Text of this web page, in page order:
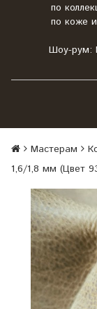
по
по коже
Шоу-рум:
Мастерам
1,6/1,8 мм (Цвет